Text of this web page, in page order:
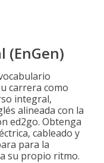
(EnGen)
carrera como
integral,
alineada con la
ed2go. Obtenga
cableado y
para la
su propio ritmo.